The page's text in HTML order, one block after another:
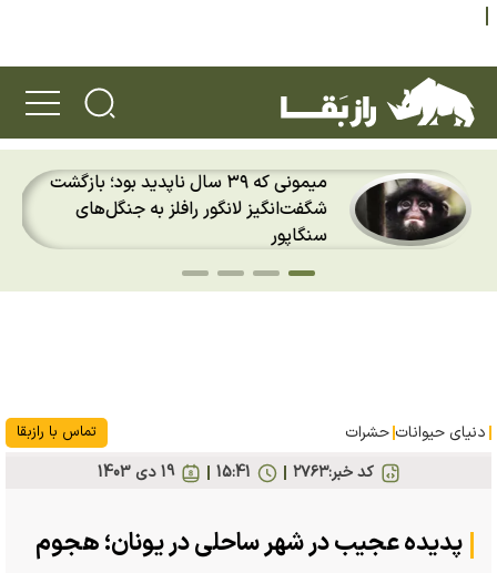
میمونی که ۳۹ سال ناپدید بود؛ بازگشت
شگفت‌انگیز لانگور رافلز به جنگل‌های
سنگاپور
دنیای حیوانات حشرات تماس با رازبقا
کد خبر:۲۷۶۳ 19 دی 1403 15:41
پدیده عجیب در شهر ساحلی در یونان؛ هجوم